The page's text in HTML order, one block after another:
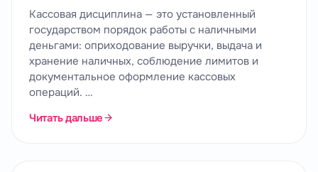
Кассовая дисциплина — это установленный
государством порядок работы с наличными
деньгами: оприходование выручки, выдача и
хранение наличных, соблюдение лимитов и
документальное оформление кассовых
операций. …
Читать дальше